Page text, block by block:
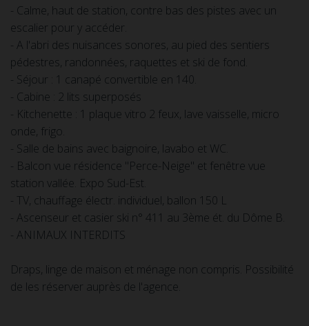
- Calme, haut de station, contre bas des pistes avec un
escalier pour y accéder.
- A l'abri des nuisances sonores, au pied des sentiers
pédestres, randonnées, raquettes et ski de fond.​
- Séjour : 1 canapé convertible en 140.
- Cabine : 2 lits superposés
- Kitchenette : 1 plaque vitro 2 feux, lave vaisselle, micro
onde, frigo.
- Salle de bains avec baignoire, lavabo et WC.
- Balcon vue résidence "Perce-Neige" et fenêtre vue
station vallée. Expo Sud-Est.
- TV, chauffage électr. individuel, ballon 150 L
- Ascenseur et casier ski n° 411 au 3ème ét. du Dôme B.
- ANIMAUX INTERDITS
Draps, linge de maison et ménage non compris. Possibilité
de les réserver auprès de l'agence.